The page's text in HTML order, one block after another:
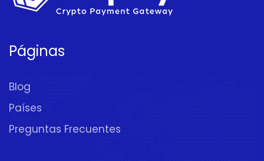
Páginas
Blog
Países
Preguntas Frecuentes